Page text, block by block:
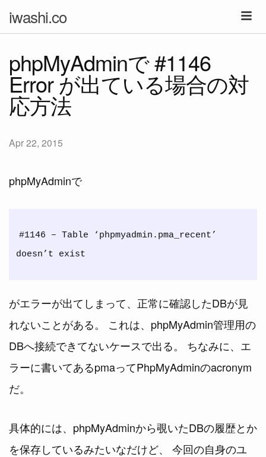
iwashi.co
phpMyAdminで #1146
Error が出ている場合の対
応方法
Apr 22, 2015
phpMyAdminで
#1146 – Table ‘phpmyadmin.pma_recent’
がエラーが出てしまって、正常に確認したDBが見
れないことがある。 これは、phpMyAdmin管理用の
DBへ接続できてないケースで出る。 ちなみに、エ
ラーに書いてあるpmaってPhpMyAdminのacronym
だ。
具体的には、phpMyAdminから覗いたDBの履歴とか
を保存しているみたいなだけど、 今回の自身のユ